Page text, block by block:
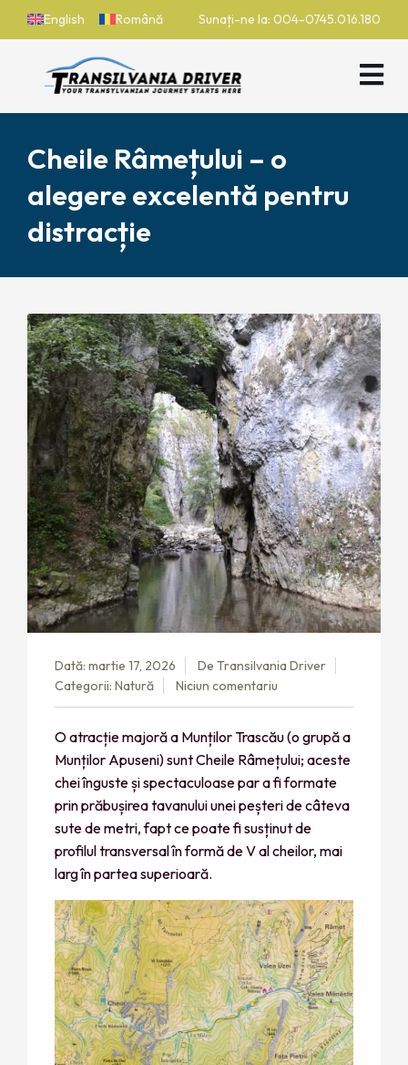
English Română Sunați-ne la: 004-0745.016.180
Cheile Râmețului – o
alegere excelentă pentru
distracție
Dată: martie 17, 2026 De Transilvania Driver
Categorii: Natură Niciun comentariu
O atracție majoră a Munților Trascău (o grupă a
Munților Apuseni) sunt Cheile Râmețului; aceste
chei înguste și spectaculoase par a fi formate
prin prăbușirea tavanului unei peșteri de câteva
sute de metri, fapt ce poate fi susținut de
profilul transversal în formă de V al cheilor, mai
larg în partea superioară.